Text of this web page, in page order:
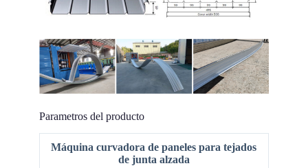
Parametros del producto
Máquina curvadora de paneles para tejados
de junta alzada